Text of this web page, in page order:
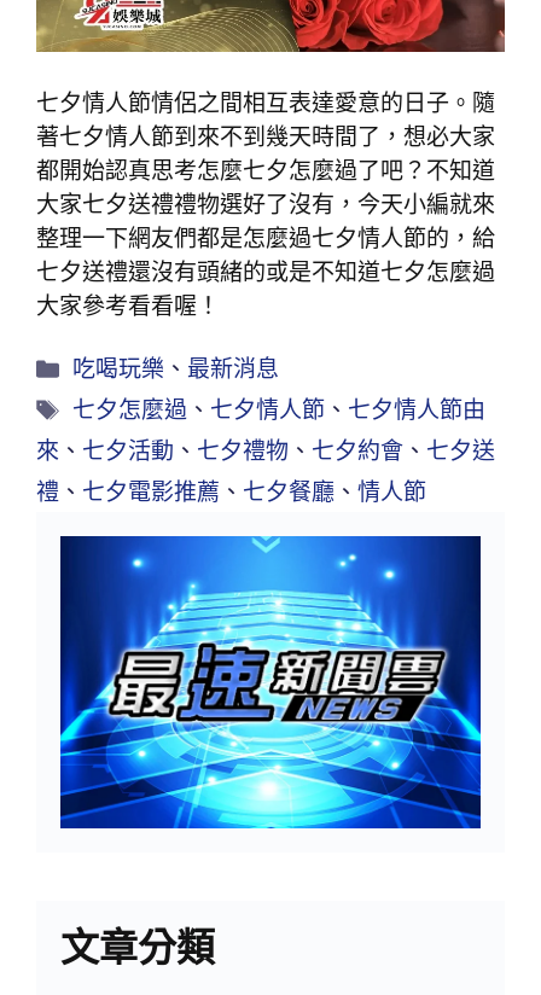
七夕情人節情侶之間相互表達愛意的日子。隨
著七夕情人節到來不到幾天時間了，想必大家
都開始認真思考怎麼七夕怎麼過了吧？不知道
大家七夕送禮禮物選好了沒有，今天小編就來
整理一下網友們都是怎麼過七夕情人節的，給
七夕送禮還沒有頭緒的或是不知道七夕怎麼過
大家參考看看喔！
吃喝玩樂 、最新消息
七夕怎麼過 、 七夕情人節 、 七夕情人節由
來 、 七夕活動 、 七夕禮物 、 七夕約會 、 七夕送
禮 、 七夕電影推薦 、 七夕餐廳 、 情人節
文章分類